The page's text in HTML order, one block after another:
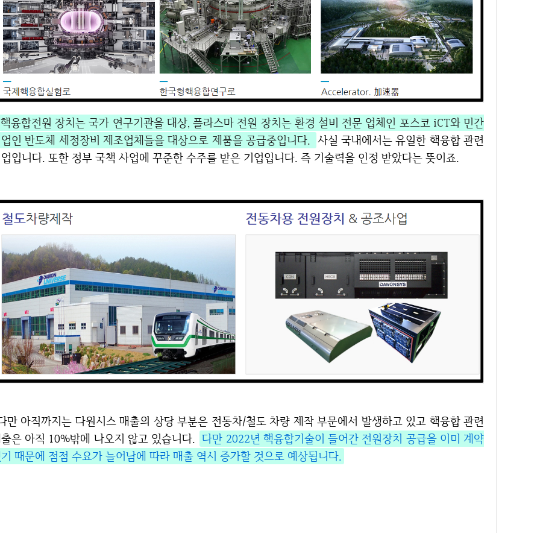
핵융합전원 장치는 국가 연구기관을 대상, 플라스마 전원 장치는 환경 설비 전문 업체인 포스코 iCT와 민간
인 반도체 세정장비 제조업체들을 대상으로 제품을 공급중입니다. 사실 국내에서는 유일한 핵융합 관련
입니다. 또한 정부 국책 사업에 꾸준한 수주를 받은 기업입니다. 즉 기술력을 인정 받았다는 뜻이죠.
차량 제작 부문에서 발생하고 있고 핵융합 관련
은 아직 10%밖에 나오지 않고 있습니다. 다만 2022년 핵융합기술이 들어간 전원장치 공급을 이미 계약
때문에 점점 수요가 늘어남에 따라 매출 역시 증가할 것으로 예상됩니다.